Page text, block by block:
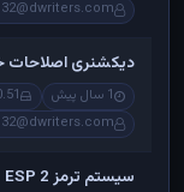
دیکشنری اصلاحات
1 سال پیش MB
سیستم ترمز ESP 2